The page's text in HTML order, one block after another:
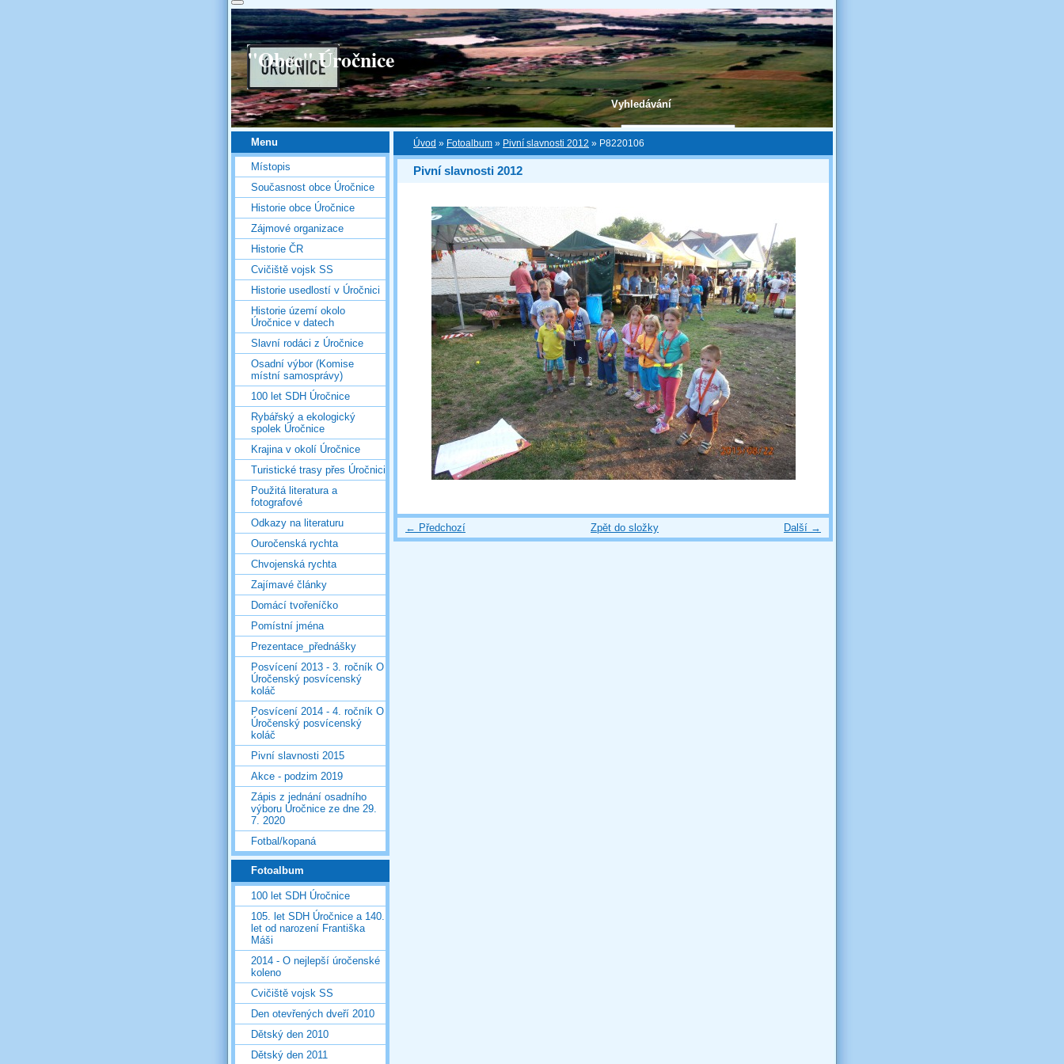
Vyhledávání
"Obec" Úročnice
Úvod » Fotoalbum » Pivní slavnosti 2012 » P8220106
Pivní slavnosti 2012
← Předchozí Další →
Zpět do složky
Menu
Místopis
Současnost obce Úročnice
Historie obce Úročnice
Zájmové organizace
Historie ČR
Cvičiště vojsk SS
Historie usedlostí v Úročnici
Historie území okolo
Úročnice v datech
Slavní rodáci z Úročnice
Osadní výbor (Komise
místní samosprávy)
100 let SDH Úročnice
Rybářský a ekologický
spolek Úročnice
Krajina v okolí Úročnice
Turistické trasy přes Úročnici
Použitá literatura a
fotografové
Odkazy na literaturu
Ouročenská rychta
Chvojenská rychta
Zajímavé články
Domácí tvořeníčko
Pomístní jména
Prezentace_přednášky
Posvícení 2013 - 3. ročník O
Úročenský posvícenský
koláč
Posvícení 2014 - 4. ročník O
Úročenský posvícenský
koláč
Pivní slavnosti 2015
Akce - podzim 2019
Zápis z jednání osadního
výboru Úročnice ze dne 29.
7. 2020
Fotbal/kopaná
Fotoalbum
100 let SDH Úročnice
105. let SDH Úročnice a 140.
let od narození Františka
Máši
2014 - O nejlepší úročenské
koleno
Cvičiště vojsk SS
Den otevřených dveří 2010
Dětský den 2010
Dětský den 2011